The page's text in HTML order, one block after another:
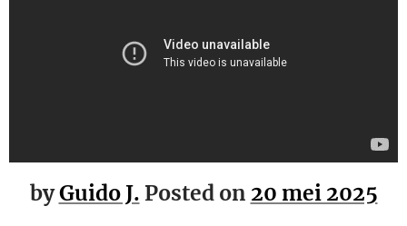
byGuido J. Posted on 20 mei 2025